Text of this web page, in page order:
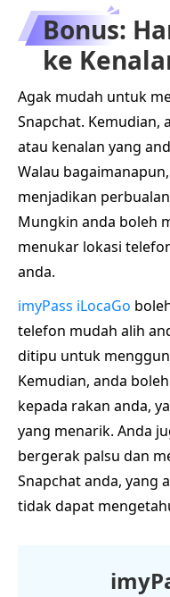
Bonus:
ke
Agak mudah untuk
Snapchat. Kemudian,
atau kenalan yang
Walau
menjadikan
Mungkin anda boleh
menukar lokasi
anda.
imyPass iLocaGo
telefon mudah alih
ditipu untuk
Kemudian, anda
kepada rakan anda,
yang menarik. Anda
bergerak palsu dan
Snapchat anda, yang
tidak dapat